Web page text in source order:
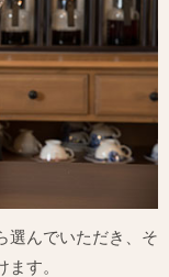
んでいただき、 そ
す。